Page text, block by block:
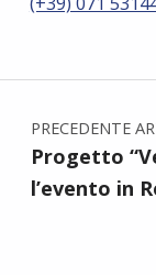
Navigazione articoli
PRECEDENTE
Progetto
l’evento in